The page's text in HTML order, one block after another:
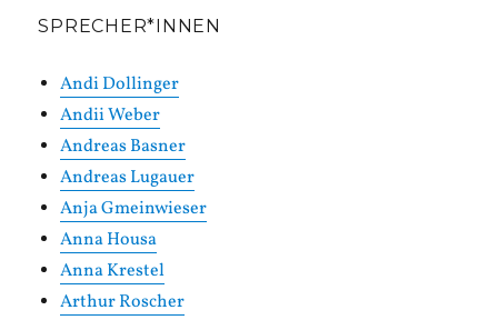
SPRECHER*INNEN
Andi Dollinger
Andii Weber
Andreas Basner
Andreas Lugauer
Anja Gmeinwieser
Anna Housa
Anna Krestel
Arthur Roscher